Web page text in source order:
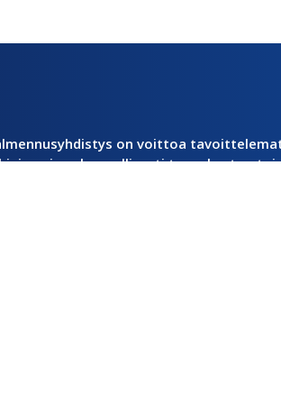
on voittoa
ja uskonnollisesti tunnukseton